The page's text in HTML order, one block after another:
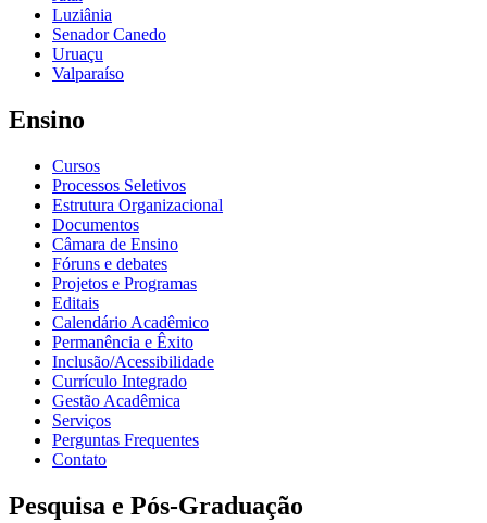
Luziânia
Senador Canedo
Uruaçu
Valparaíso
Ensino
Cursos
Processos Seletivos
Estrutura Organizacional
Documentos
Câmara de Ensino
Fóruns e debates
Projetos e Programas
Editais
Calendário Acadêmico
Permanência e Êxito
Inclusão/Acessibilidade
Currículo Integrado
Gestão Acadêmica
Serviços
Perguntas Frequentes
Contato
Pesquisa e Pós-Graduação